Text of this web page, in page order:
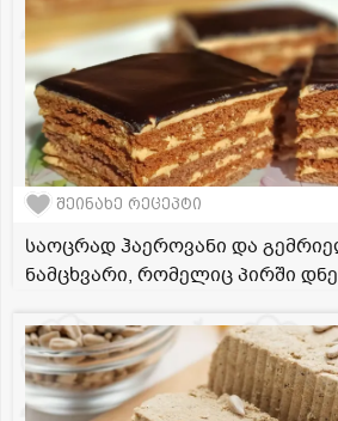
შეინახე რეცეპტი
საოცრად ჰაეროვანი და
ნამცხვარი, რომელიც პირში